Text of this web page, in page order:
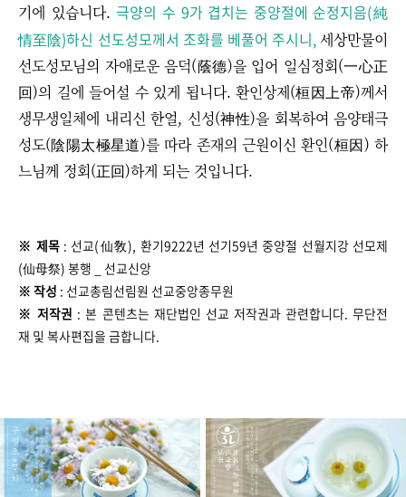
기에 있습니다.극양의 수 9가 겹치는 중양절에 순정지음(純
情至陰)하신 선도성모께서 조화를 베풀어 주시니,세상만물이
선도성모님의 자애로운 음덕(蔭德)을 입어 일심정회(一心正
回)의 길에 들어설 수 있게 됩니다. 환인상제(桓因上帝)께서
생무생일체에 내리신 한얼, 신성(神性)을 회복하여 음양태극
성도(陰陽太極星道)를 따라 존재의 근원이신 환인(桓因) 하
느님께 정회(正回)하게 되는 것입니다.
※ 제목: 선교(仙敎), 환기9222년 선기59년 중양절 선월지강 선모제
(仙母祭) 봉행 _ 선교신앙
※ 작성 : 선교총림선림원 선교중앙종무원
※ 저작권 :본 콘텐츠는 재단법인 선교 저작권과 관련합니다. 무단전
재 및 복사편집을 금합니다.